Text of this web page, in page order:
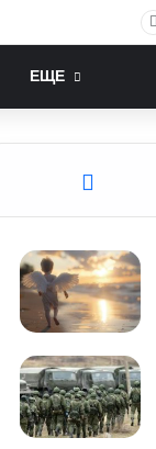
ЕЩЕ